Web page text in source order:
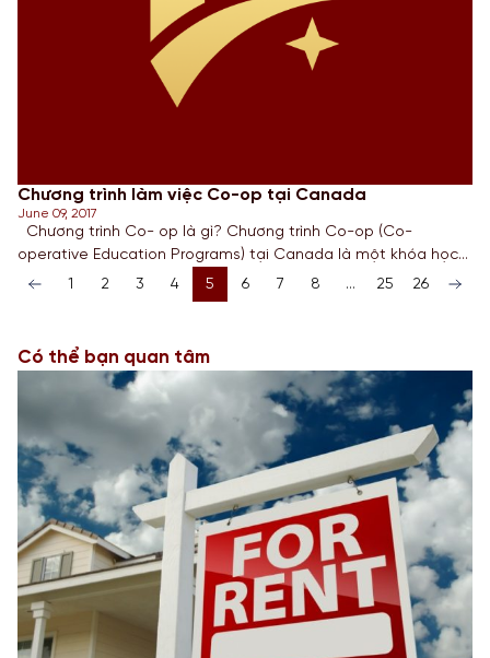
Chương trình làm việc Co-op tại Canada
June 09, 2017
Chương trình Co- op là gì? Chương trình Co-op (Co-
operative Education Programs) tại Canada là một khóa học
đặc biệt được thiết kế ra nhằm giúp sinh viên tích lũy kinh
nghiệm việc làm và áp dụng lý thuyết vào thực hành. Thay vì
1 2 3 4 5 6 7 8 … 25 26
Có thể bạn quan tâm